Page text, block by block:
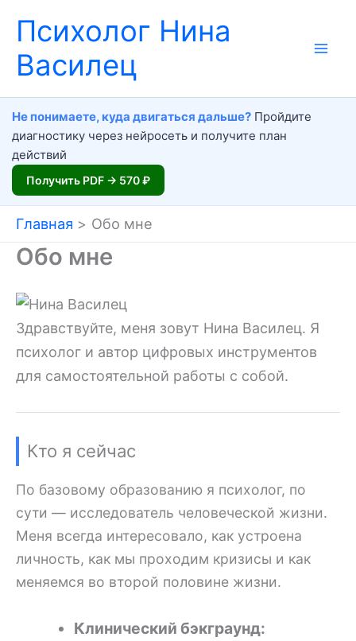
содержимому
Психолог Нина
Василец
Не понимаете, куда двигаться дальше? Пройдите
диагностику через нейросеть и получите план
действий
Получить PDF → 570 ₽
Главная Обо мне
Обо мне
Здравствуйте, меня зовут Нина Василец. Я
психолог и автор цифровых инструментов
для самостоятельной работы с собой.
Кто я сейчас
По базовому образованию я психолог, по
сути — исследователь человеческой жизни.
Меня всегда интересовало, как устроена
личность, как мы проходим кризисы и как
меняемся во второй половине жизни.
Клинический бэкграунд: